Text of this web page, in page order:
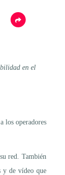
en el
los operadores
red. También
y de vídeo que